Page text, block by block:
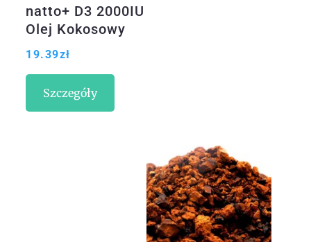
natto+ D3 2000IU
Olej Kokosowy
Mct
19.39zł
Szczegóły